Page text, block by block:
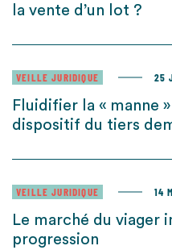
la vente d’un lot ?
VEILLE JURIDIQUE 25
Fluidifier la « manne
dispositif du tiers
VEILLE JURIDIQUE 14
Le marché du viager
progression